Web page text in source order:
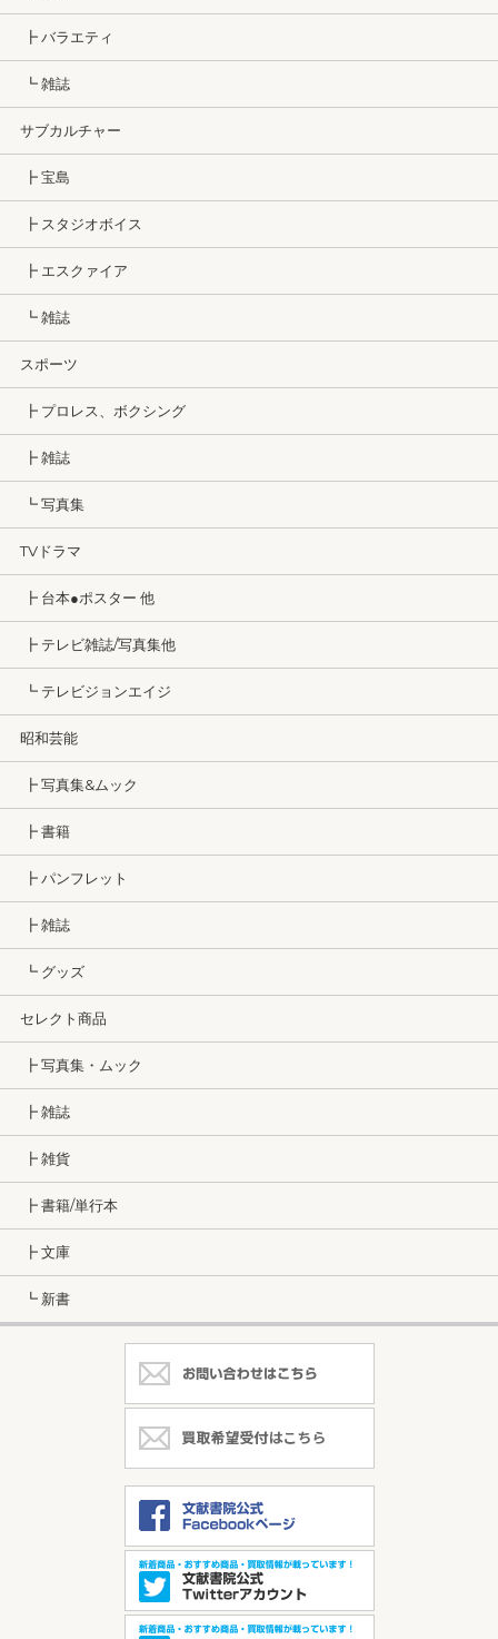
┣ バラエティ
┗ 雑誌
サブカルチャー
┣ 宝島
┣ スタジオボイス
┣ エスクァイア
┗ 雑誌
スポーツ
┣ プロレス、ボクシング
┣ 雑誌
┗ 写真集
TVドラマ
┣ 台本●ポスター 他
┣ テレビ雑誌/写真集他
┗ テレビジョンエイジ
昭和芸能
┣ 写真集&ムック
┣ 書籍
┣ パンフレット
┣ 雑誌
┗ グッズ
セレクト商品
┣ 写真集・ムック
┣ 雑誌
┣ 雑貨
┣ 書籍/単行本
┣ 文庫
┗ 新書